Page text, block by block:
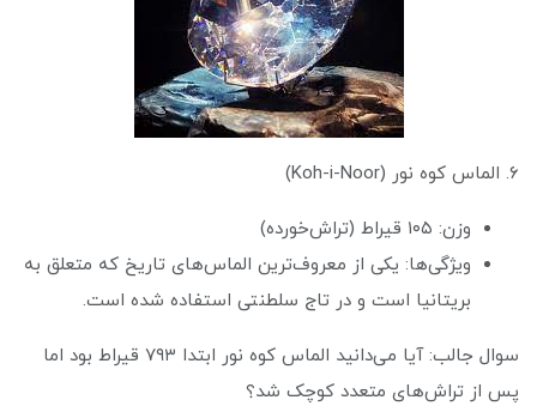
۶. الماس کوه نور (Koh-i-Noor)
وزن: ۱۰۵ قیراط (تراش‌خورده)
ویژگی‌ها: یکی از معروف‌ترین الماس‌های تاریخ که متعلق به
بریتانیا است و در تاج سلطنتی استفاده شده است.
سوال جالب: آیا می‌دانید الماس کوه نور ابتدا ۷۹۳ قیراط بود اما
پس از تراش‌های متعدد کوچک شد؟